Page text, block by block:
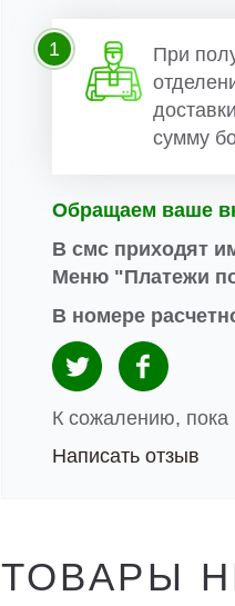
При
сумму
1
Обращаем ваше
В смс приходят
Меню "Платежи
В номере
К сожалению, пока
Написать отзыв
ТОВАРЫ